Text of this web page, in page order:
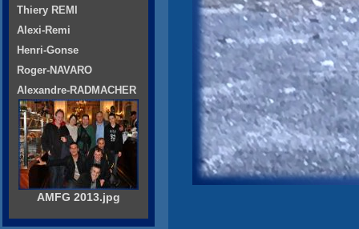
Thiery REMI
Alexi-Remi
Henri-Gonse
Roger-NAVARO
Alexandre-RADMACHER
AMFG 2013.jpg